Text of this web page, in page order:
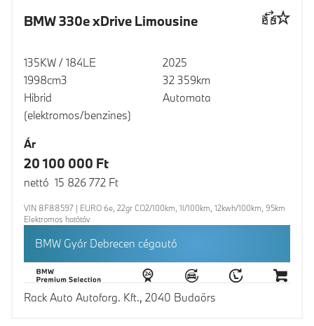
BMW 330e xDrive Limousine
135KW / 184LE
1998cm3
Hibrid
(elektromos/benzines)
2025
32 359km
Automata
Ár
20 100 000 Ft
nettó 15 826 772 Ft
VIN 8F88597 | EURO 6e, 22gr CO2/100km, 1l/100km, 12kwh/100km, 95km
Elektromos hatótáv
BMW Gyár Debrecen cégautó
Rack Auto Autoforg. Kft., 2040 Budaörs